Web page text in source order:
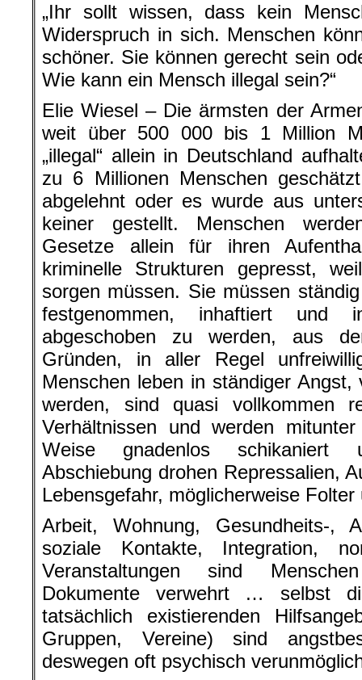
„Ihr sollt wissen, dass kein
Widerspruch in sich. Menschen
schöner. Sie können gerecht sein
Wie kann ein Mensch illegal sein?“
Elie Wiesel – Die ärmsten der
weit über 500 000 bis 1 Million
„illegal“ allein in Deutschland
zu 6 Millionen Menschen
abgelehnt oder es wurde aus
keiner gestellt. Menschen
Gesetze allein für ihren
kriminelle Strukturen gepresst,
sorgen müssen. Sie müssen
festgenommen, inhaftiert und
abgeschoben zu werden, aus
Gründen, in aller Regel
Menschen leben in ständiger
werden, sind quasi vollkommen
Verhältnissen und werden
Weise gnadenlos schikaniert
Abschiebung drohen Repressalien,
Lebensgefahr, möglicherweise Folter
Arbeit, Wohnung, Gesundheits-,
soziale Kontakte, Integration,
Veranstaltungen sind
Dokumente verwehrt … selbst
tatsächlich existierenden
Gruppen, Vereine) sind
deswegen oft psychisch